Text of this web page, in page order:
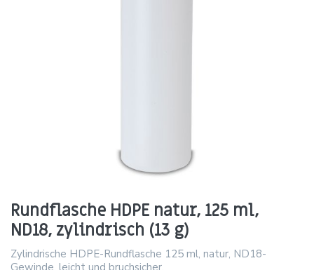
Rundflasche HDPE natur, 125 ml,
ND18, zylindrisch (13 g)
Zylindrische HDPE-Rundflasche 125 ml, natur, ND18-
Gewinde, leicht und bruchsicher.